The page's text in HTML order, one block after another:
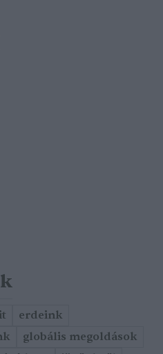
erdeink
globális megoldások